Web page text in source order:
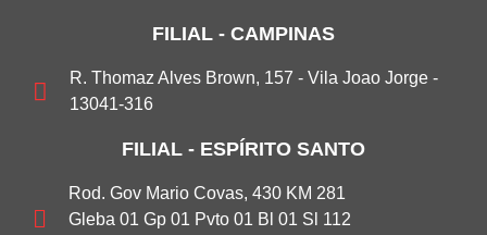
FILIAL - CAMPINAS
R. Thomaz Alves Brown, 157 - Vila Joao Jorge -
13041-316
FILIAL - ESPÍRITO SANTO
Rod. Gov Mario Covas, 430 KM 281
Gleba 01 Gp 01 Pvto 01 Bl 01 Sl 112